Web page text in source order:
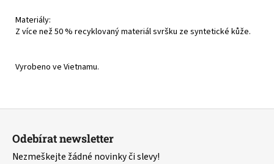
Materiály:
Z více než 50 % recyklovaný materiál svršku ze syntetické kůže.
Vyrobeno ve Vietnamu.
Odebírat newsletter
Nezmeškejte žádné novinky či slevy!